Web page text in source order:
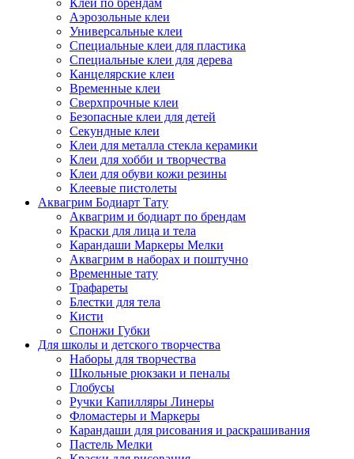
Аэрозольные клеи
Универсальные клеи
Специальные клеи для пластика
Специальные клеи для дерева
Канцелярские клеи
Временные клеи
Сверхпрочные клеи
Безопасные клеи для детей
Секундные клеи
Клеи для металла стекла керамики
Клеи для хобби и творчества
Клеи для обуви кожи резины
Клеевые пистолеты
Аквагрим Бодиарт Тату
Аквагрим и бодиарт по брендам
Краски для лица и тела
Карандаши Маркеры Мелки
Аквагрим в наборах и поштучно
Временные тату
Трафареты
Блестки для тела
Кисти
Спонжи Губки
Для школы и детского творчества
Наборы для творчества
Школьные рюкзаки и пеналы
Глобусы
Ручки Капилляры Линеры
Фломастеры и Маркеры
Карандаши для рисования и раскрашивания
Пастель Мелки